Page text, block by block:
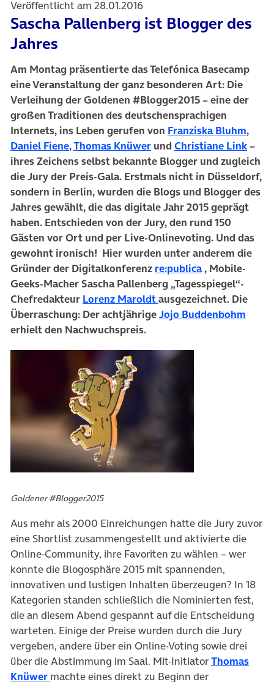
Veröffentlicht am 28.01.2016
Sascha Pallenberg ist Blogger des
Jahres
Am Montag präsentierte das Telefónica Basecamp
eine Veranstaltung der ganz besonderen Art: Die
Verleihung der Goldenen #Blogger2015 – eine der
großen Traditionen des deutschensprachigen
Internets, ins Leben gerufen von Franziska Bluhm,
Daniel Fiene,Thomas Knüwer und Christiane Link –
ihres Zeichens selbst bekannte Blogger und zugleich
die Jury der Preis-Gala. Erstmals nicht in Düsseldorf,
sondern in Berlin, wurden die Blogs und Blogger des
Jahres gewählt, die das digitale Jahr 2015 geprägt
haben. Entschieden von der Jury, den rund 150
Gästen vor Ort und per Live-Onlinevoting. Und das
gewohnt ironisch! Hier wurden unter anderem die
Gründer der Digitalkonferenz re:publica, Mobile-
Geeks-Macher Sascha Pallenberg „Tagesspiegel“-
Chefredakteur Lorenz Maroldtausgezeichnet. Die
Überraschung: Der achtjährigeJojo Buddenbohm
erhielt den Nachwuchspreis.
Goldener #Blogger2015
Aus mehr als 2000 Einreichungen hatte die Jury zuvor
eine Shortlist zusammengestellt und aktivierte die
Online-Community, ihre Favoriten zu wählen – wer
konnte die Blogosphäre 2015 mit spannenden,
innovativen und lustigen Inhalten überzeugen? In 18
Kategorien standen schließlich die Nominierten fest,
die an diesem Abend gespannt auf die Entscheidung
warteten. Einige der Preise wurden durch die Jury
vergeben, andere über ein Online-Voting sowie drei
über die Abstimmung im Saal. Mit-InitiatorThomas
Knüwer machte eines direkt zu Beginn der